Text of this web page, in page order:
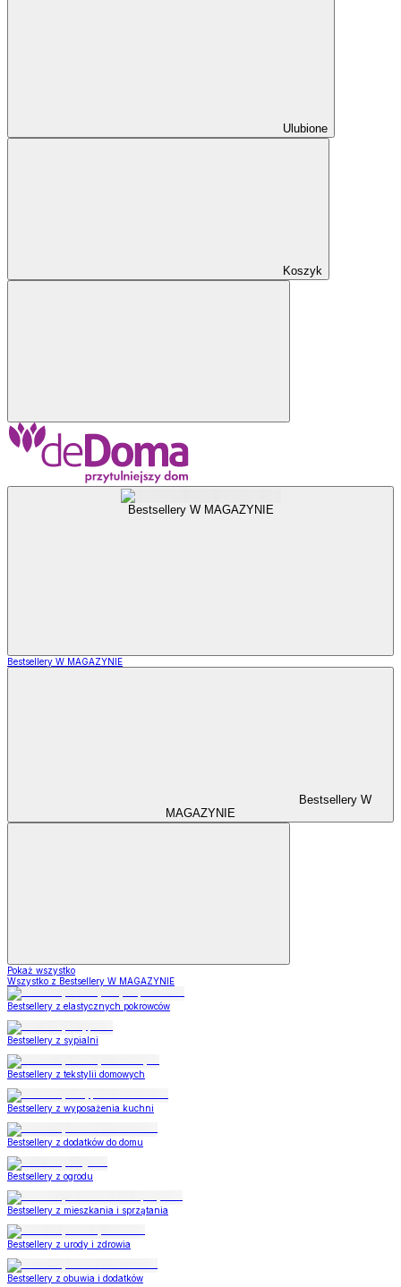
Ulubione
Koszyk
Bestsellery W MAGAZYNIE
Bestsellery W MAGAZYNIE
Bestsellery W
MAGAZYNIE
Pokaż wszystko
Wszystko z Bestsellery W MAGAZYNIE
Bestsellery z elastycznych pokrowców
Bestsellery z sypialni
Bestsellery z tekstylii domowych
Bestsellery z wyposażenia kuchni
Bestsellery z dodatków do domu
Bestsellery z ogrodu
Bestsellery z mieszkania i sprzątania
Bestsellery z urody i zdrowia
Bestsellery z obuwia i dodatków